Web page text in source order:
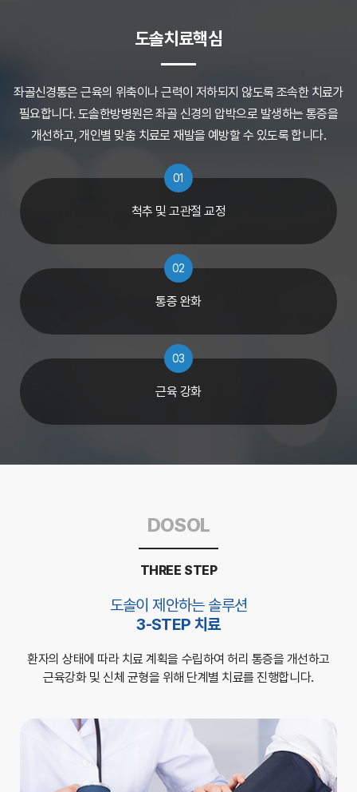
도솔치료핵심
좌골신경통은 근육의 위축이나 근력이 저하되지 않도록 조속한 치료가
필요합니다. 도솔한방병원은 좌골 신경의 압박으로 발생하는 통증을
개선하고,개인별 맞춤 치료로 재발을 예방할 수 있도록 합니다.
01
척추 및 고관절 교정
02
통증 완화
03
근육 강화
DOSOL
THREE STEP
도솔이 제안하는 솔루션
3-STEP 치료
환자의 상태에 따라 치료 계획을 수립하여허리 통증을 개선하고
근육강화 및 신체 균형을 위해 단계별 치료를 진행합니다.